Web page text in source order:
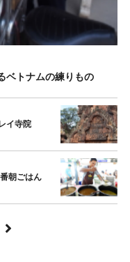
ベトナムの練りもの
イ寺院
朝ごはん